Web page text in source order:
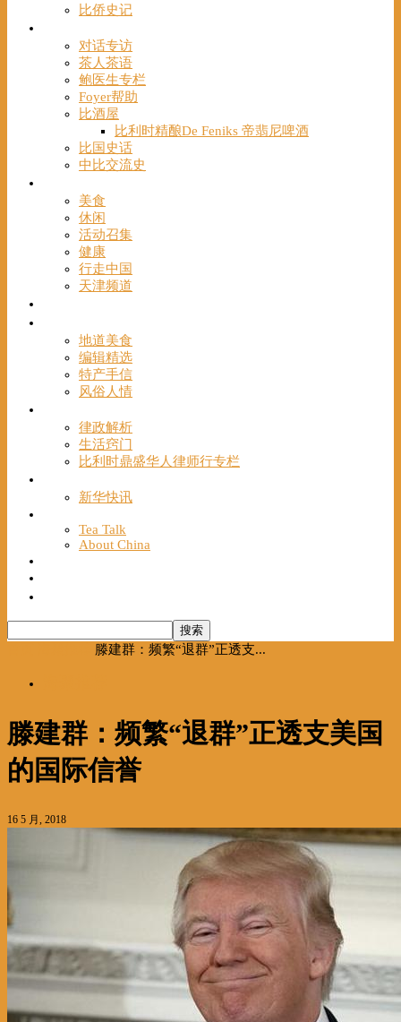
比侨史记
对话专访
茶人茶语
鲍医生专栏
Foyer帮助
比酒屋
比利时精酿De Feniks 帝翡尼啤酒
比国史话
中比交流史
美食
休闲
活动召集
健康
行走中国
天津频道
地道美食
编辑精选
特产手信
风俗人情
律政解析
生活窍门
比利时鼎盛华人律师行专栏
新华快讯
Tea Talk
About China
滕建群：频繁“退群”正透支...
滕建群：频繁“退群”正透支美国
的国际信誉
16 5 月, 2018